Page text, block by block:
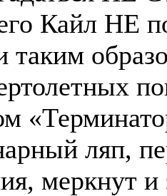
Кайл НЕ
ляп,
меркнут и